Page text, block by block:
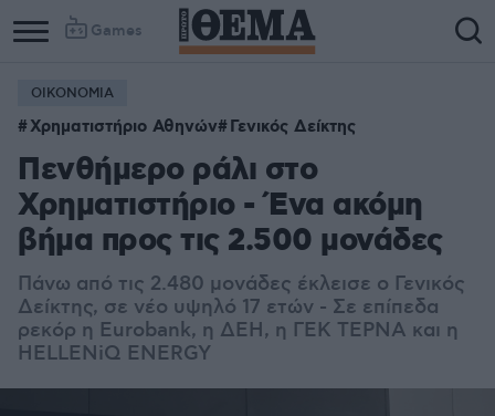
Games
Column
1
Column
2
ΟΙΚΟΝΟΜΙΑ
Χρηματιστήριο Αθηνών Γενικός Δείκτης
Πενθήμερο ράλι στο
Χρηματιστήριο - Ένα ακόμη
βήμα προς τις 2.500 μονάδες
Πάνω από τις 2.480 μονάδες έκλεισε ο Γενικός
Δείκτης, σε νέο υψηλό 17 ετών - Σε επίπεδα
ρεκόρ η Eurobank, η ΔΕΗ, η ΓΕΚ ΤΕΡΝΑ και η
HELLENiQ ENERGY